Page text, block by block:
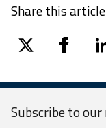
Share this article
twitter facebook
Subscribe to our